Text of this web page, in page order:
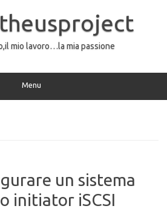
mio lavoro…la mia passione
Menu
un sistema
initiator iSCSI